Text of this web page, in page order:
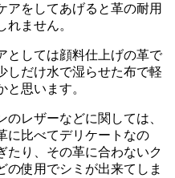
アをしてあげると革の耐用
ません。
としては顔料仕上げの革で
しだけ水で湿らせた布で軽
と思います。
レザーなどに関しては、
に比べてデリケートなの
たり、その革に合わないク
の使用でシミが出来てしま